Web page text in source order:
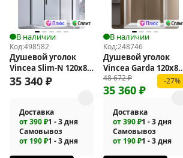
В наличии
Код:498582
Душевой уголок
Vincea Slim-N 120x80
VSR-4SN8012CLB
35 340 ₽
Доставка
от 390 ₽1 - 3 дня
Самовывоз
от 190 ₽1 - 3 дня
В наличии
Код:248746
Душевой уголок
Vincea Garda 120х80
VSR-1G8012CL
48 672₽
35 360 ₽
-27%
Доставка
от 390 ₽1 - 3 дня
Самовывоз
от 190 ₽1 - 3 дня